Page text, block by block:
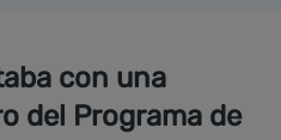
con una
del Programa de